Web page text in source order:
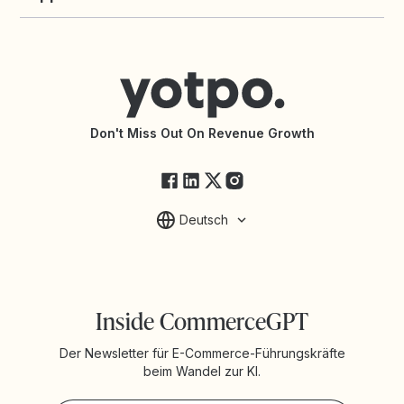
Shopify Reviews App
API-Dokumentation
Yotpo-ServicestatusDon't Miss Out On Revenue Growth
Deutsch
Inside CommerceGPT
Der Newsletter für E-Commerce-Führungskräfte
beim Wandel zur KI.